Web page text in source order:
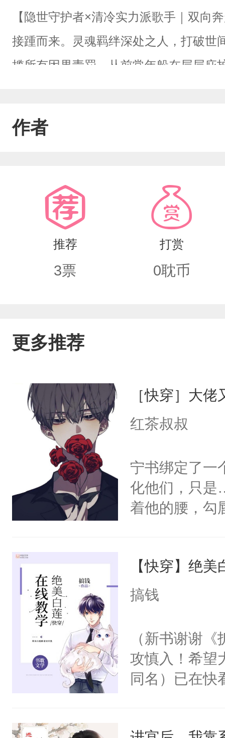
【隐世守护者×清冷实力派歌手｜双向
接踵而来。灵魂羁绊深处之人，打破世
揽所有因果责罚。从前常年躲在层层庇
作者
推荐
3票
打赏
0耽币
更多推荐
［快穿］大
红茶叔叔
宁书绑定了一
化他们，只是
着他的腰，勾
来，给老公
用力——为你
【快穿】绝
搞钱
（新书谢谢
攻慎入！希望
同名）已在快